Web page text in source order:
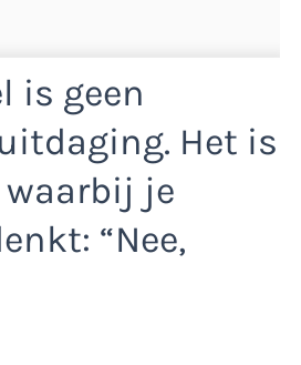
is geen
Het is
waarbij je
“Nee,